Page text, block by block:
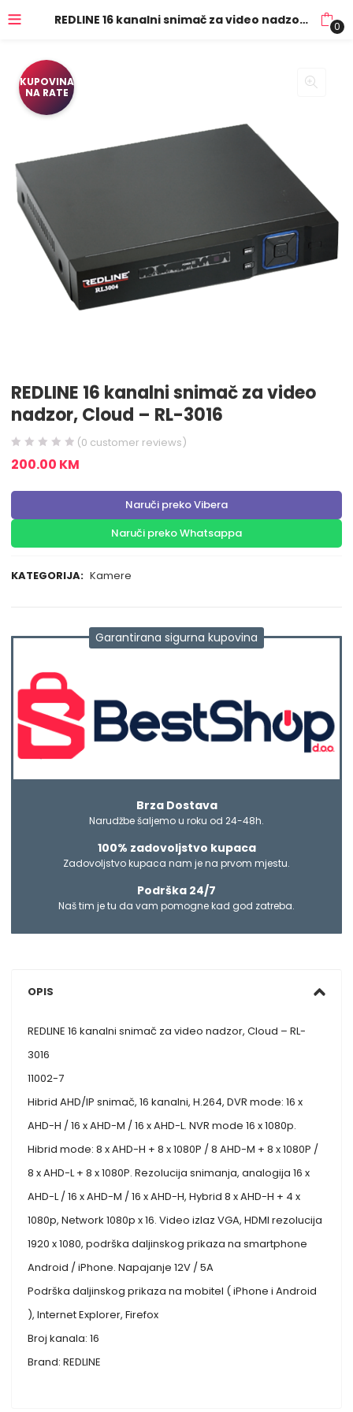
REDLINE 16 kanalni snimač za video nadzor, Cloud – RL-3016 0
KUPOVINA
NA RATE
REDLINE 16 kanalni snimač za video
nadzor, Cloud – RL-3016
(0 customer reviews)
200.00 KM
Naruči preko Vibera
Naruči preko Whatsappa
KATEGORIJA: Kamere
Garantirana sigurna kupovina
Brza Dostava
Narudžbe šaljemo u roku od 24-48h.
100% zadovoljstvo kupaca
Zadovoljstvo kupaca nam je na prvom mjestu.
Podrška 24/7
Naš tim je tu da vam pomogne kad god zatreba.
OPIS
REDLINE 16 kanalni snimač za video nadzor, Cloud – RL-
3016
11002-7
Hibrid AHD/IP snimač, 16 kanalni, H.264, DVR mode: 16 x
AHD-H / 16 x AHD-M / 16 x AHD-L. NVR mode 16 x 1080p.
Hibrid mode: 8 x AHD-H + 8 x 1080P / 8 AHD-M + 8 x 1080P /
8 x AHD-L + 8 x 1080P. Rezolucija snimanja, analogija 16 x
AHD-L / 16 x AHD-M / 16 x AHD-H, Hybrid 8 x AHD-H + 4 x
1080p, Network 1080p x 16. Video izlaz VGA, HDMI rezolucija
1920 x 1080, podrška daljinskog prikaza na smartphone
Android / iPhone. Napajanje 12V / 5A
Podrška daljinskog prikaza na mobitel ( iPhone i Android
), Internet Explorer, Firefox
Broj kanala: 16
Brand: REDLINE